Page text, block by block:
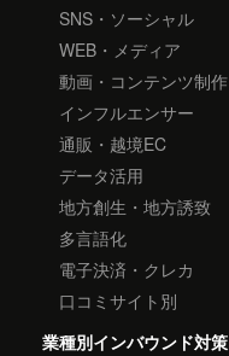
SNS・ソーシャル
WEB・メディア
動画・コンテンツ制作
インフルエンサー
通販・越境EC
データ活用
地方創生・地方誘致
多言語化
電子決済・クレカ
口コミサイト別
業種別インバウンド対策